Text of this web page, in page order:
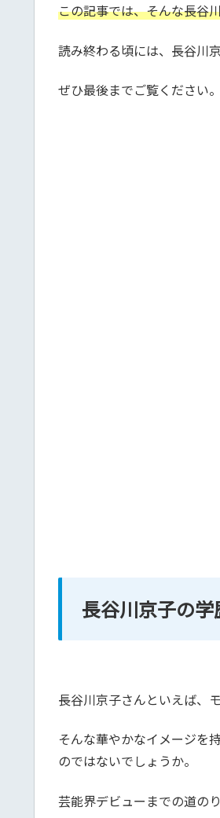
この記事では、そんな長谷
読み終わる頃には、長谷川
ぜひ最後までご覧ください。
長谷川京子の学
長谷川京子さんといえば、
そんな華やかなイメージを
のではないでしょうか。
芸能界デビューまでの道の